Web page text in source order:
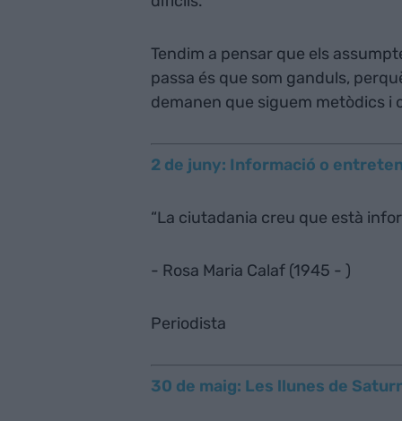
Tendim a pensar que els
passa és que som ganduls,
demanen que siguem metòdics i
2 de juny: Informació o
“La ciutadania creu que està
- Rosa Maria Calaf (1945 - )
Periodista
30 de maig: Les llunes de